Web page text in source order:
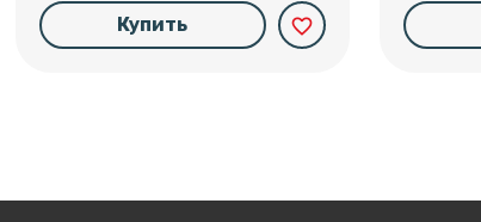
Купить favorite_border